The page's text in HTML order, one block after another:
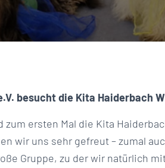
besucht die Kita Haiderbach
zum ersten Mal die Kita
wir uns sehr gefreut – zumal
Gruppe, zu der wir natürlich